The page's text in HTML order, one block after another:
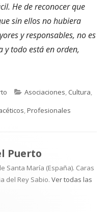
He de reconocer que
sin ellos no hubiera
y responsables, no es
y todo está en orden,
Categorías
Asociaciones, Cultura,
,Profesionales
Puerto
Santa María (España). Caras
del Rey Sabio. Ver todas las